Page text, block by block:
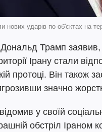
нових ударів по об'єктах на
Трамп заявив,
Ірану стали
протоці. Він також
значно
у своїй
обстріл Іраном